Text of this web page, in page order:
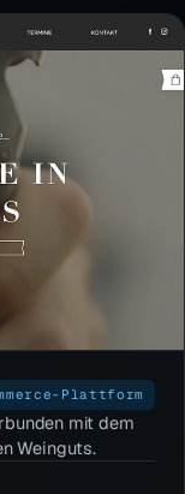
Plattform
mit dem
Weinguts.